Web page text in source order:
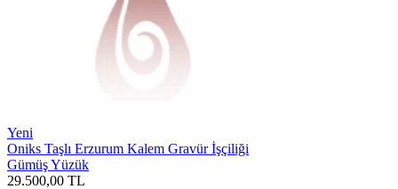
Yeni
Oniks Taşlı Erzurum Kalem Gravür İşçiliği
Gümüş Yüzük
29.500,00 TL